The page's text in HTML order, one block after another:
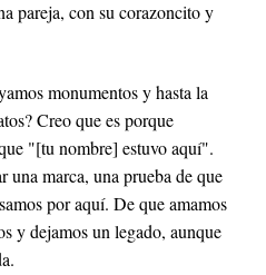
pareja, con su corazoncito y
monumentos y hasta la
Creo que es porque
"[tu nombre] estuvo aquí".
una marca, una prueba de que
por aquí. De que amamos
y dejamos un legado, aunque